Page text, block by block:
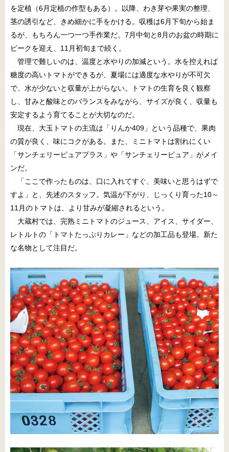
を定植（6月定植の作型もある）。以降、わき芽や果実の整理、
茎の誘引など、きめ細かに手をかける。収穫は6月下旬から始ま
るが、もちろん一つ一つ手作業だ。7月中旬と8月のお盆の時期に
ピークを迎え、11月初旬まで続く。
管理で難しいのは、温度と水やりの加減という。水を控えれば
糖度の高いトマトができるが、夏場には適度な水やりが不可欠
で、水が少ないと収量が上がらない。トマトの生育を良く観察
し、甘みと酸味とのバランスをみながら、サイズが良く、収量も
安定するよう育てることが大切なのだ。
現在、大玉トマトの主流は「りんか409」という品種で、果肉
の質が良く、味にコクがある。また、ミニトマトは割れにくい
「サンチェリーピュアプラス」や「サンチェリーピュア」がメイ
ンだ。
「ここで作ったものは、口に入れてすぐ、美味いと思うはずで
すよ」と、先述のスタッフ。気温が下がり、じっくり育った10～
11月のトマトは、より甘みが凝縮されるという。
大蔵村では、完熟ミニトマトのジュース、アイス、サイダー、
レトルトの「トマトたっぷりカレー」などの加工品も登場。新た
な名物として注目だ。